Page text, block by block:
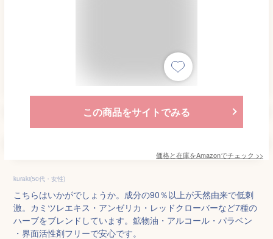
この商品をサイトでみる
価格と在庫をAmazonでチェック >>
kuraki(50代・女性)
こちらはいかがでしょうか。成分の90％以上が天然由来で低刺
激。カミツレエキス・アンゼリカ・レッドクローバーなど7種の
ハーブをブレンドしています。鉱物油・アルコール・パラベン
・界面活性剤フリーで安心です。